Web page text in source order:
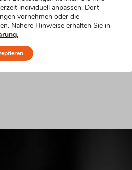
Brautväter
individuell anpassen. Dort
vornehmen oder die
Nähere Hinweise erhalten Sie in